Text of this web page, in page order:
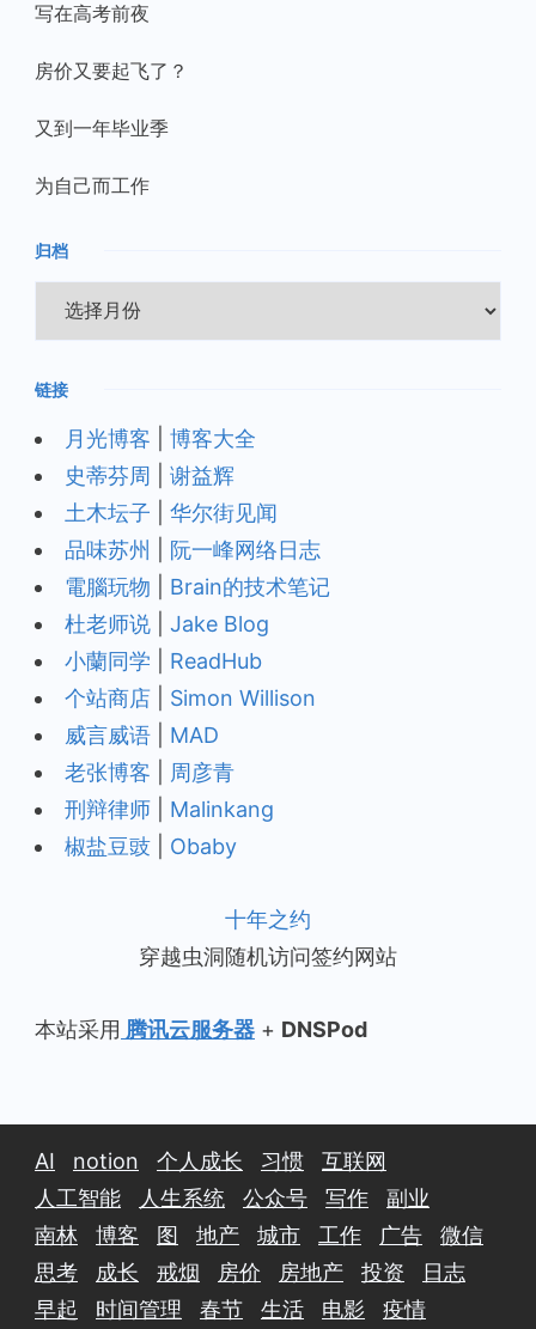
写在高考前夜
房价又要起飞了？
又到一年毕业季
为自己而工作
归档
档
链接
月光博客
博客大全
史蒂芬周
谢益辉
土木坛子
华尔街见闻
品味苏州
阮一峰网络日志
電腦玩物
Brain的技术笔记
杜老师说
Jake Blog
小蘭同学
ReadHub
个站商店
Simon Willison
威言威语
MAD
老张博客
周彦青
刑辩律师
Malinkang
椒盐豆豉
Obaby
十年之约
穿越虫洞随机访问签约网站
本站采用 腾讯云服务器 + DNSPod
AI notion 个人成长 习惯
互联网
人工智能
人生系统 公众号 写作
副业
南林
博客 图 地产 城市 工作 广告
微信
思考
成长 戒烟 房价 房地产 投资
日志
早起
时间管理 春节 生活 电影 疫情